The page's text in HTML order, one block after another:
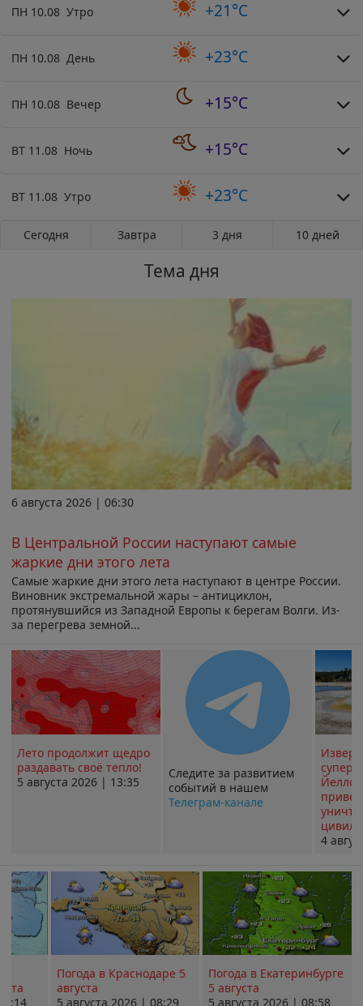
ПН 10.08 Утро +21°C
ПН 10.08 День +23°C
ПН 10.08 Вечер +15°C
ВТ 11.08 Ночь +15°C
ВТ 11.08 Утро +23°C
Сегодня Завтра 3 дня 10 дней
Тема дня
6 августа 2026 | 06:30
В Центральной России наступают самые
жаркие дни этого лета
Самые жаркие дни этого лета наступают в центре России.
Виновник экстремальной жары – антициклон,
протянувшийся из Западной Европы к берегам Волги. Из-
за перегрева земной...
Лето продолжит щедро
раздавать своё тепло!
5 августа 2026 | 13:35
Следите за развитием
событий в нашем
Телеграм-канале
4
Погода в Краснодаре 5
августа
5 августа 2026 | 08:29
Погода в Екатеринбурге
5 августа
5 августа 2026 | 08:58